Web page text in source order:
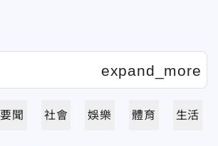
要聞 社會 娛樂 體育 生活